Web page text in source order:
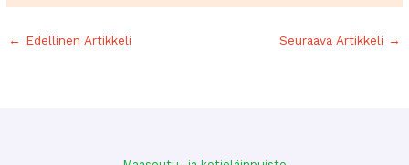
← Edellinen Artikkeli Seuraava Artikkeli →